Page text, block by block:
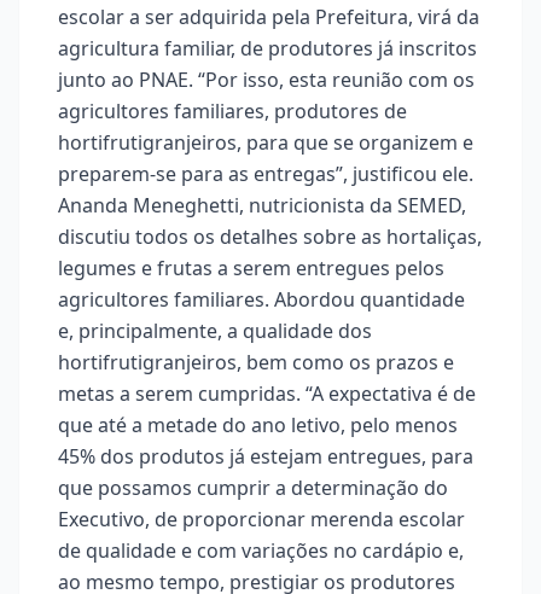
escolar a ser adquirida pela Prefeitura, virá da
agricultura familiar, de produtores já inscritos
junto ao PNAE. “Por isso, esta reunião com os
agricultores familiares, produtores de
hortifrutigranjeiros, para que se organizem e
preparem-se para as entregas”, justificou ele.
Ananda Meneghetti, nutricionista da SEMED,
discutiu todos os detalhes sobre as hortaliças,
legumes e frutas a serem entregues pelos
agricultores familiares. Abordou quantidade
e, principalmente, a qualidade dos
hortifrutigranjeiros, bem como os prazos e
metas a serem cumpridas. “A expectativa é de
que até a metade do ano letivo, pelo menos
45% dos produtos já estejam entregues, para
que possamos cumprir a determinação do
Executivo, de proporcionar merenda escolar
de qualidade e com variações no cardápio e,
ao mesmo tempo, prestigiar os produtores